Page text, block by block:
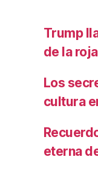
Trump
de la
Los
cultura
eterna